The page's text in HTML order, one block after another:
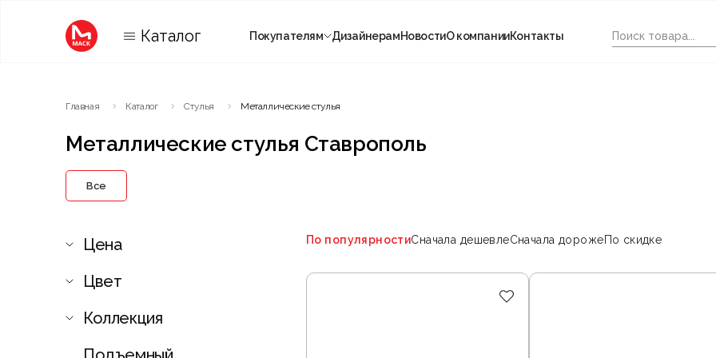
Каталог Покупателям ДизайнерамНовостиО компанииКонтакты
Главная Каталог Стулья Металлические стулья
Металлические стулья Ставрополь
Все
Цена
Цвет
Коллекция
По популярностиСначала дешевлеСначала дорожеПо скидке